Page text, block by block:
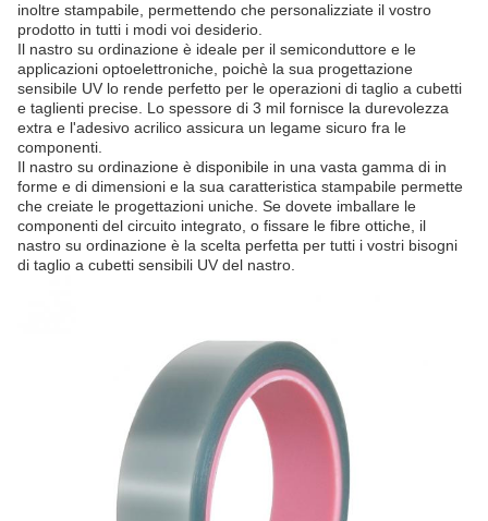
inoltre stampabile, permettendo che personalizziate il vostro
prodotto in tutti i modi voi desiderio.
Il nastro su ordinazione è ideale per il semiconduttore e le
applicazioni optoelettroniche, poichè la sua progettazione
sensibile UV lo rende perfetto per le operazioni di taglio a cubetti
e taglienti precise. Lo spessore di 3 mil fornisce la durevolezza
extra e l'adesivo acrilico assicura un legame sicuro fra le
componenti.
Il nastro su ordinazione è disponibile in una vasta gamma di in
forme e di dimensioni e la sua caratteristica stampabile permette
che creiate le progettazioni uniche. Se dovete imballare le
componenti del circuito integrato, o fissare le fibre ottiche, il
nastro su ordinazione è la scelta perfetta per tutti i vostri bisogni
di taglio a cubetti sensibili UV del nastro.